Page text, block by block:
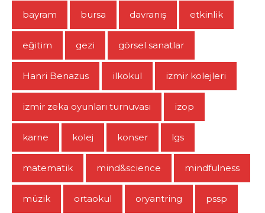
bayram bursa davranış etkinlik
eğitim gezi görsel sanatlar
Hanri Benazus ilkokul izmir kolejleri
izmir zeka oyunları turnuvası izop
karne kolej konser lgs
matematik mind&science mindfulness
müzik ortaokul oryantring pssp